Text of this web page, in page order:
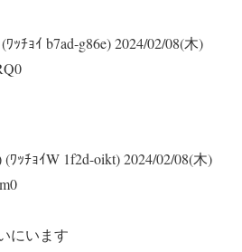
ｯﾁｮｲ b7ad-g86e)2024/02/08(木)
ﾜｯﾁｮｲW 1f2d-oikt)2024/02/08(木)
にいます